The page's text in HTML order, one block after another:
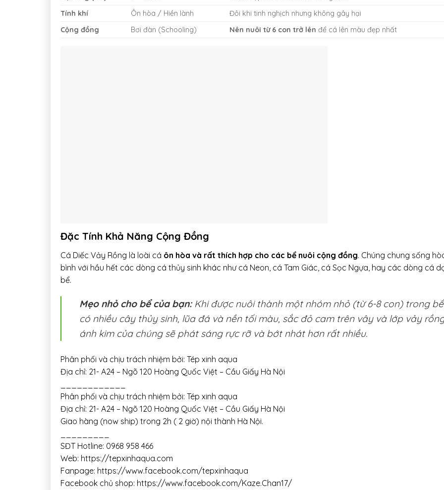
Tính khí
Ôn hòa / Hiền lành
Đôi khi tinh nghịch nhưng không gây hại
Cộng đồng
Bơi đàn (Schooling) Nên nuôi từ 6 con trở lên để cá lên màu đẹp nhất
Đặc Tính Khả Năng Cộng Đồng
Cá Diếc Vảy Rồng là loài cá ôn hòa và rất thích hợp cho các bể nuôi cộng đồng. Chúng chung sống
bình với hầu hết các dòng cá thủy sinh khác như cá Neon, cá Tam Giác, cá Sọc Ngựa, hay các dòng cá
bể.
Mẹo nhỏ cho bể của bạn:Khi được nuôi thành một nhóm nhỏ (từ 6-8 con) trong bể
có nhiều cây thủy sinh, lũa đá và nền tối màu, sắc đỏ cam trên vây và lớp vảy
ánh kim của chúng sẽ phát sáng rực rỡ và bớt nhát hơn rất nhiều.
Phân phối và chịu trách nhiệm bởi: Tép xinh aqua
Địa chỉ: 21- A24 – Ngõ 120 Hoàng Quốc Việt – Cầu Giấy Hà Nội
Phân phối và chịu trách nhiệm bởi: Tép xinh aqua
Địa chỉ: 21- A24 – Ngõ 120 Hoàng Quốc Việt – Cầu Giấy Hà Nội
Giao hàng (now ship) trong 2h ( 2 giờ) nội thành Hà Nội.
SĐT Hotline: 0968 958 466
Web: https://tepxinhaqua.com
Fanpage: https://www.facebook.com/tepxinhaqua
Facebook chủ shop: https://www.facebook.com/Kaze.Chan17/